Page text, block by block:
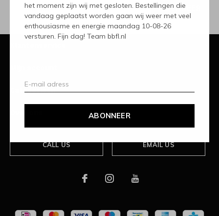
het moment zijn wij met gesloten. Bestellingen die
vandaag geplaatst worden gaan wij weer met veel
enthousiasme en energie maandag 10-08-26
versturen. Fijn dag! Team bbfl.nl
ABONNEER
ABONNEER
Categorieën
CALL US EMAIL US